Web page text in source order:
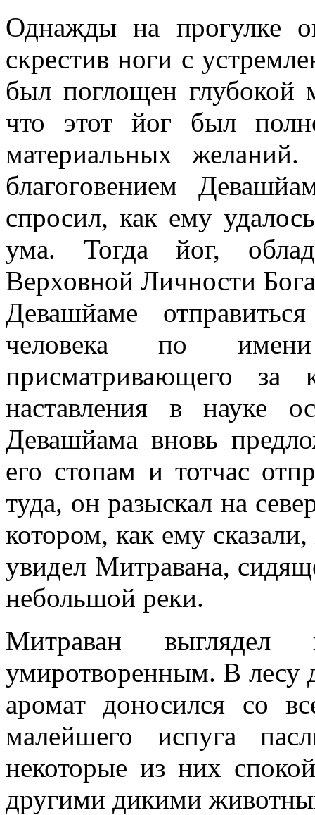
Однажды на прогулке
скрестив ноги с
был поглощен глубокой
что этот йог был
материальных
благоговением
спросил, как ему
ума. Тогда йог,
Верховной Личности
Девашйаме
человека по
присматривающего
наставления в науке
Девашйама вновь
его стопам и тотчас
туда, он разыскал на
котором, как ему
увидел Митравана,
небольшой реки.
Митраван выглядел
умиротворенным. В лесу
аромат доносился со
малейшего испуга
некоторые из них
другими дикими